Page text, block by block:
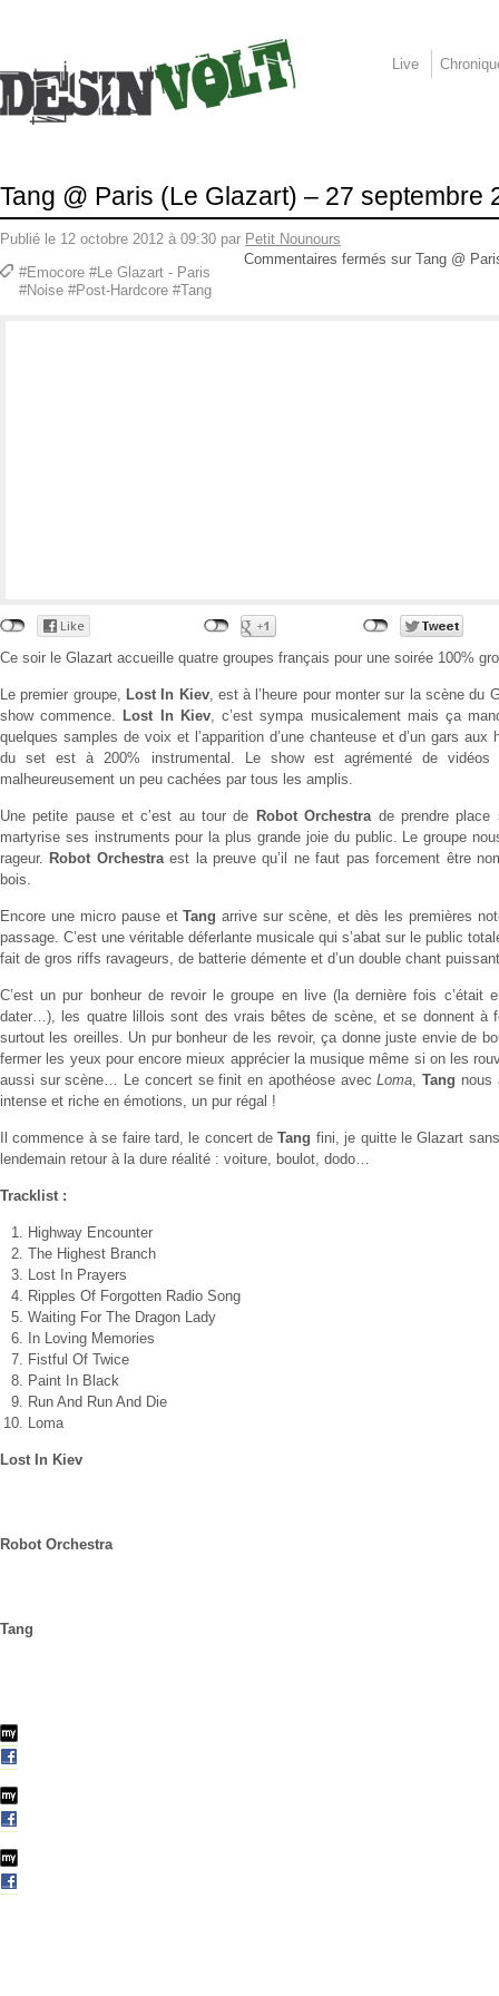
Live
Tang @ Paris (Le Glazart) – 27 septembre
Publié le 12 octobre 2012 à 09:30 par Petit Nounours
Commentaires fermés sur Tang @
#Emocore #Le Glazart - Paris
#Noise #Post-Hardcore #Tang
Ce soir le Glazart accueille quatre groupes français pour une soirée 100%
Le premier groupe, Lost In Kiev, est à l’heure pour monter sur la scène du
show commence. Lost In Kiev, c’est sympa musicalement mais ça
quelques samples de voix et l’apparition d’une chanteuse et d’un gars
du set est à 200% instrumental. Le show est agrémenté de
malheureusement un peu cachées par tous les amplis.
Une petite pause et c’est au tour de Robot Orchestrade prendre place
martyrise ses instruments pour la plus grande joie du public. Le groupe
rageur. Robot Orchestraest la preuve qu’il ne faut pas forcement être
bois.
Encore une micro pause etTang arrive sur scène, et dès les premières
passage. C’est une véritable déferlante musicale qui s’abat sur le public
fait de gros riffs ravageurs, de batterie démente et d’un double chant
C’est un pur bonheur de revoir le groupe en live (la dernière fois c’était
dater…), les quatre lillois sont des vrais bêtes de scène, et se donnent à
surtout les oreilles. Un pur bonheur de les revoir, ça donne juste envie de
fermer les yeux pour encore mieux apprécier la musique même si on les
aussi sur scène… Le concert se finit en apothéose avecLoma,Tang nous
intense et riche en émotions, un pur régal !
Il commence à se faire tard, le concert deTang fini, je quitte le Glazart
lendemain retour à la dure réalité : voiture, boulot, dodo…
Tracklist :
Highway Encounter
The Highest Branch
Lost In Prayers
Ripples Of Forgotten Radio Song
Waiting For The Dragon Lady
In Loving Memories
Fistful Of Twice
Paint In Black
Run And Run And Die
Loma
Lost In Kiev
Robot Orchestra
Tang